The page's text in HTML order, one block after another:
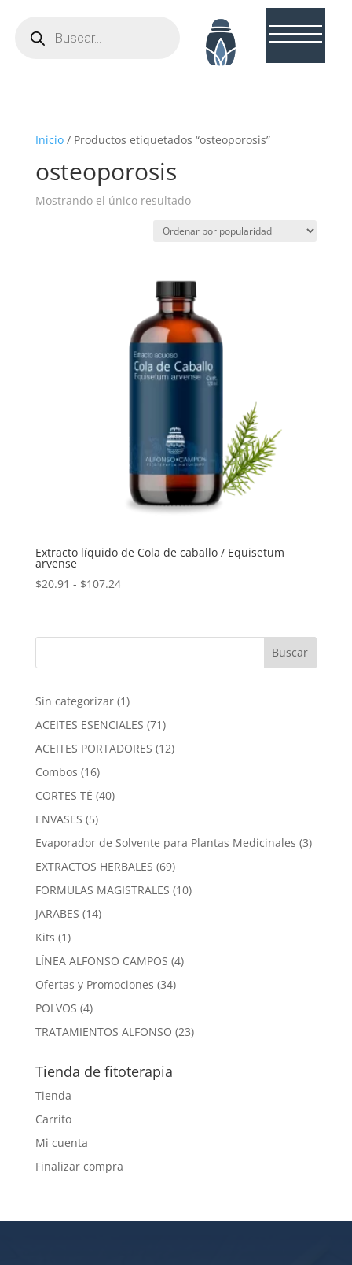
productos
Inicio/ Productos etiquetados “osteoporosis”
osteoporosis
Mostrando el único resultado
Extracto líquido de Cola de caballo / Equisetum
arvense
$20.91 - $107.24Rango
desde
Sin categorizar 11
producto
ACEITES ESENCIALES 7171
productos
ACEITES PORTADORES 1212
Combos 1616
productos
CORTES TÉ 4040
ENVASES 55
productos
Evaporador de Solvente para Plantas Medicinales 33
EXTRACTOS HERBALES 6969
productos
FORMULAS MAGISTRALES 1010
JARABES 1414
Kits 11
producto
LÍNEA ALFONSO CAMPOS 44
Ofertas y Promociones 3434
POLVOS 44
productos
TRATAMIENTOS ALFONSO 2323
Tienda de fitoterapia
Tienda
Carrito
Mi cuenta
Finalizar compra